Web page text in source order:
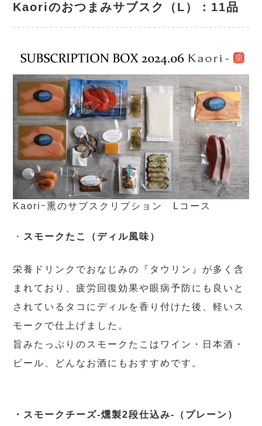
Kaoriのおつまみサブスク（L） ：11品
Kaoriｰ熏のサブスクリプション Lコース
・ スモークたこ（ディル風味）
栄養ドリンクでおなじみの『タウリン』が多く含
まれており、疲労回復効果や眼病予防にも良いと
されているタコにディルを香り付けた後、軽いス
モークで仕上げました。
旨みたっぷりのスモークたこはワイン・日本酒・
ビール、どんなお酒にもおすすめです。
・スモークチーズ-燻製2段仕込み-（プレーン）